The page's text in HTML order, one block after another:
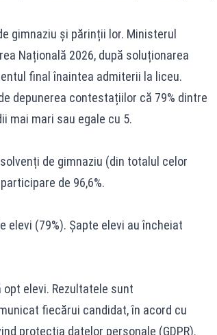
gimnaziu și părinții lor. Ministerul
Națională 2026, după soluționarea
final înaintea admiterii la liceu.
depunerea contestațiilor că 79% dintre
mai mari sau egale cu 5.
de gimnaziu (din totalul celor
de 96,6%.
elevi (79%). Șapte elevi au încheiat
elevi. Rezultatele sunt
fiecărui candidat, în acord cu
protecția datelor personale (GDPR).